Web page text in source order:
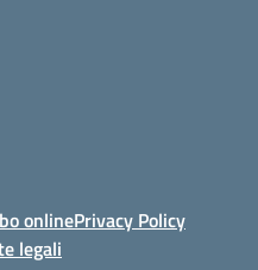
onlinePrivacy Policy
legali